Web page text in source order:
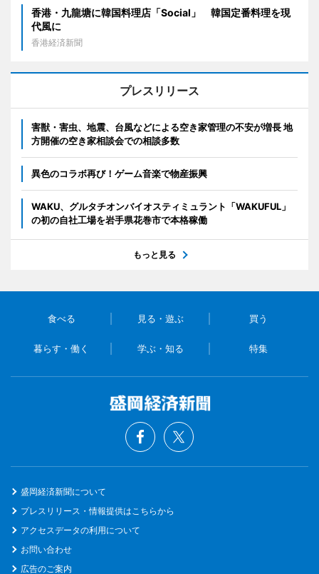
香港・九龍塘に韓国料理店「Social」 韓国定番料理を現
代風に
香港経済新聞
プレスリリース
害獣・害虫、地震、台風などによる空き家管理の不安が増長 地
方開催の空き家相談会での相談多数
異色のコラボ再び！ゲーム音楽で物産振興
WAKU、グルタチオンバイオスティミュラント「WAKUFUL」
の初の自社工場を岩手県花巻市で本格稼働
もっと見る
食べる 見る・遊ぶ 買う
暮らす・働く 学ぶ・知る 特集
盛岡経済新聞について
プレスリリース・情報提供はこちらから
アクセスデータの利用について
お問い合わせ
広告のご案内